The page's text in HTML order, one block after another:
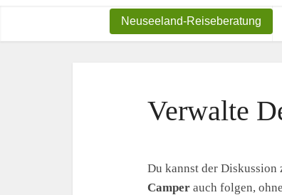
Neuseeland-Reiseberatung
Verwalte
Du kannst der Diskussion
Camper auch folgen,